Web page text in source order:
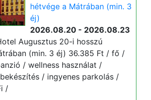
hétvége a Mátrában (min. 3
éj)
2026.08.20 - 2026.08.23
Augusztus 20-i hosszú
(min. 3 éj) 36.385 Ft / fő /
/ wellness használat /
/ ingyenes parkolás /
/